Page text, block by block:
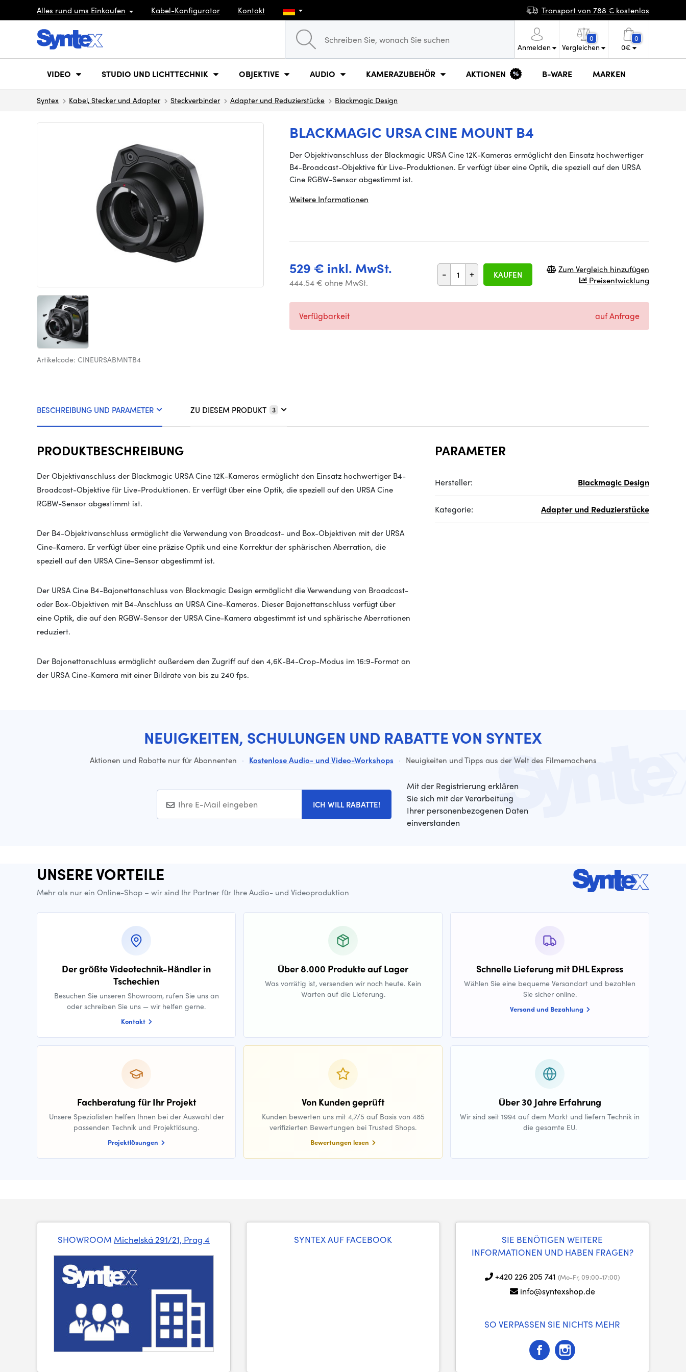
Alles rund ums Einkaufen Kabel-Konfigurator Kontakt Transport von 788 € kostenlos
Anmelden
0
Vergleichen
0
0€
VIDEO STUDIO UND LICHTTECHNIK OBJEKTIVE AUDIO KAMERAZUBEHÖR AKTIONEN B-WARE MARKEN
Syntex Kabel, Stecker und Adapter Steckverbinder Adapter und Reduzierstücke Blackmagic Design
BLACKMAGIC URSA CINE MOUNT B4
Artikelcode: CINEURSABMNTB4
Der Objektivanschluss der Blackmagic URSA Cine 12K-Kameras ermöglicht den Einsatz hochwertiger
B4-Broadcast-Objektive für Live-Produktionen. Er verfügt über eine Optik, die speziell auf den URSA
Cine RGBW-Sensor abgestimmt ist.
Weitere Informationen
529 € inkl. MwSt.
444.54 € ohne MwSt.
- + KAUFEN
Zum Vergleich hinzufügen
Preisentwicklung
Verfügbarkeit auf Anfrage
BESCHREIBUNG UND PARAMETER ZU DIESEM PRODUKT 3
PRODUKTBESCHREIBUNG
Der Objektivanschluss der Blackmagic URSA Cine 12K-Kameras ermöglicht den Einsatz hochwertiger B4-
Broadcast-Objektive für Live-Produktionen. Er verfügt über eine Optik, die speziell auf den URSA Cine
RGBW-Sensor abgestimmt ist.
Der B4-Objektivanschluss ermöglicht die Verwendung von Broadcast- und Box-Objektiven mit der URSA
Cine-Kamera. Er verfügt über eine präzise Optik und eine Korrektur der sphärischen Aberration, die
speziell auf den URSA Cine-Sensor abgestimmt ist.
Der URSA Cine B4-Bajonettanschluss von Blackmagic Design ermöglicht die Verwendung von Broadcast-
oder Box-Objektiven mit B4-Anschluss an URSA Cine-Kameras. Dieser Bajonettanschluss verfügt über
eine Optik, die auf den RGBW-Sensor der URSA Cine-Kamera abgestimmt ist und sphärische Aberrationen
reduziert.
Der Bajonettanschluss ermöglicht außerdem den Zugriff auf den 4,6K-B4-Crop-Modus im 16:9-Format an
der URSA Cine-Kamera mit einer Bildrate von bis zu 240 fps.
PARAMETER
Hersteller: Blackmagic Design
Kategorie: Adapter und Reduzierstücke
NEUIGKEITEN, SCHULUNGEN UND RABATTE VON SYNTEX
Aktionen und Rabatte nur für Abonnenten · Kostenlose Audio- und Video-Workshops · Neuigkeiten und Tipps aus der Welt des Filmemachens
ICH WILL RABATTE!
Mit der Registrierung erklären
Sie sich mit der Verarbeitung
Ihrer personenbezogenen Daten
einverstanden
UNSERE VORTEILE
Mehr als nur ein Online-Shop – wir sind Ihr Partner für Ihre Audio- und Videoproduktion
Der größte Videotechnik-Händler in
Tschechien
Besuchen Sie unseren Showroom, rufen Sie uns an
oder schreiben Sie uns — wir helfen gerne.
Kontakt
Über 8.000 Produkte auf Lager
Was vorrätig ist, versenden wir noch heute. Kein
Warten auf die Lieferung.
Schnelle Lieferung mit DHL Express
Wählen Sie eine bequeme Versandart und bezahlen
Sie sicher online.
Versand und Bezahlung
Fachberatung für Ihr Projekt
Unsere Spezialisten helfen Ihnen bei der Auswahl der
passenden Technik und Projektlösung.
Projektlösungen
Von Kunden geprüft
Kunden bewerten uns mit 4,7/5 auf Basis von 485
verifizierten Bewertungen bei Trusted Shops.
Bewertungen lesen
Über 30 Jahre Erfahrung
Wir sind seit 1994 auf dem Markt und liefern Technik in
die gesamte EU.
SHOWROOM Michelská 291/21, Prag 4 SYNTEX AUF FACEBOOK
SIE BENÖTIGEN WEITERE
INFORMATIONEN UND HABEN FRAGEN?
+420 226 205 741 (Mo-Fr, 09:00-17:00)
info@syntexshop.de
SO VERPASSEN SIE NICHTS MEHR